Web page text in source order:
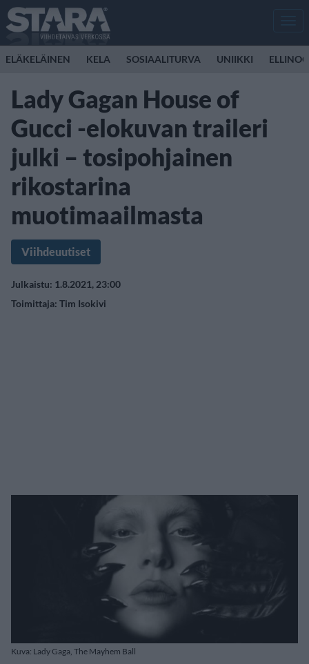
ELÄKELÄINEN KELA SOSIAALITURVA UNIIKKI
Lady Gagan House of
Gucci -elokuvan traileri
julki – tosipohjainen
rikostarina
muotimaailmasta
Viihdeuutiset
Julkaistu: 1.8.2021, 23:00
Toimittaja: Tim Isokivi
Kuva: Lady Gaga, The Mayhem Ball